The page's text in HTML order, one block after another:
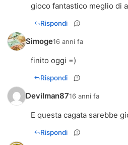
gioco fantastico meglio di
Rispondi
Simoge16 anni fa
finito oggi =)
Rispondi
Devilman8716 anni fa
E questa cagata sarebbe
Rispondi